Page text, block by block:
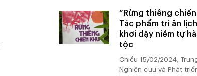
“Rừng thiêng chiến
Tác phẩm tri ân
khơi dậy niềm tự
tộc
Chiều 15/02/2024,
Nghiên cứu và Phát